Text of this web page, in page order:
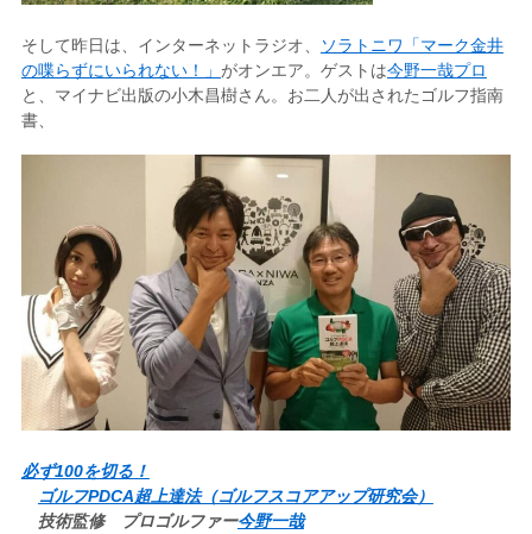
そして昨日は、インターネットラジオ、
ソラトニワ「マーク金井
の喋らずにいられない！」 がオンエア。ゲストは今野一哉プロ
と、マイナビ出版の小木昌樹さん。お二人が出されたゴルフ指南
書、
必ず100を切る！
ゴルフPDCA超上達法（ゴルフスコアアップ研究会）
技術監修 プロゴルファー今野一哉